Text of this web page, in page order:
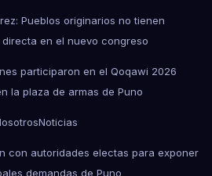
Pueblos originarios no tienen
en el nuevo congreso
participaron en el Qoqawi 2026
la plaza de armas de Puno
Noticias
con autoridades electas para exponer
demandas de Puno